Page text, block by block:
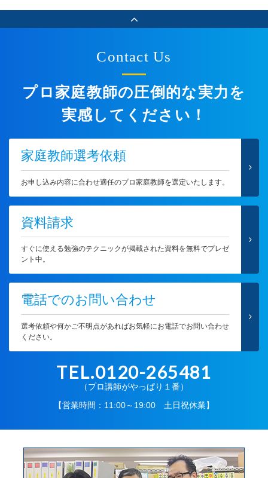
Contact Us
プロ家庭教師の圧倒的な実力を
実感してください！
家庭教師選考依頼
お申し込み内容に合わせ適任のプロ家庭教師を選定いたします。
資料請求
すぐに使える勉強のテクニックが掲載された資料を無料でプレゼ
ント中。
電話でのお問い合わせ
選考依頼や何かご不明点があればお気軽にお電話でお問い合わせ
ください。
TEL.0120-265481
（プロ講師がやっぱり１番）
【営業時間：11:00～19:00 土日祝休業】